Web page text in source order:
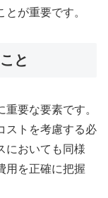
が重要です。
と
要な要素です。
ストを考慮する必
においても同様
用を正確に把握